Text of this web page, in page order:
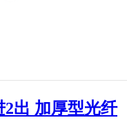
2出 加厚型光纤